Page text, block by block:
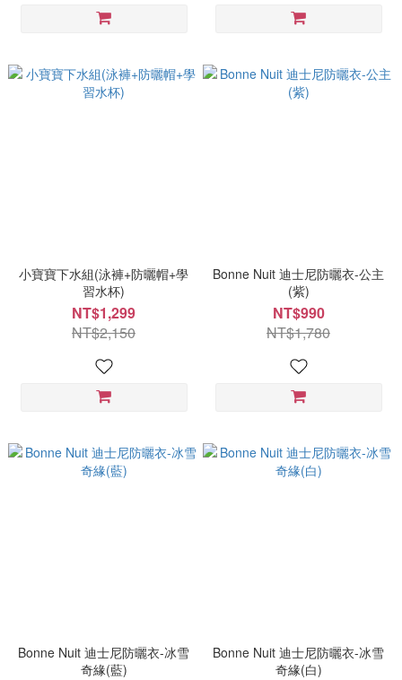
小寶寶下水組(泳褲+防曬帽+學
習水杯)
NT$1,299
NT$2,150
Bonne Nuit 迪士尼防曬衣-公主
(紫)
NT$990
NT$1,780
Bonne Nuit 迪士尼防曬衣-冰雪
奇緣(藍)
Bonne Nuit 迪士尼防曬衣-冰雪
奇緣(白)